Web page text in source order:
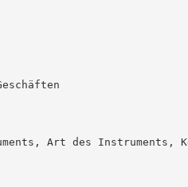
Art des Instruments,